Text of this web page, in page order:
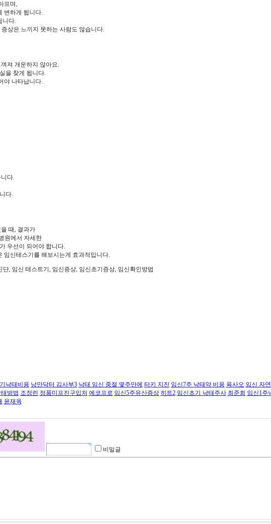
프며,
변하게 됩니다.
니다.
상은 느끼지 못하는 사람도 많습니다.
져 개운하지 않아요.
을 찾게 됩니다.
야 나타납니다.
다.
다.
때, 결과가
원에서 자세한
우선이 되어야 합니다.
임신테스기를 해보시는게 효과적입니다.
단, 임신 테스트기, 임신증상, 임신초기증상, 임신확인방법
낙태비용 낭만닥터 김사부3 낙태 임신 중절 몇주만에 터키 지진 임신7주 낙태약 비용 육사오 임신 자
방법 조정린 정품미프진구입처 에코프로 임신5주유산증상 히트2 임신초기 낙태주사 최준희 임신1주
윤재옥
비밀글